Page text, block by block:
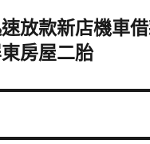
放款新店機車
房屋二胎